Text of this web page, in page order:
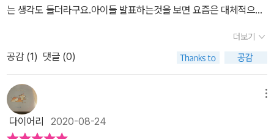
는 생각도 들더라구요.아이들 발표하는것을 보면 요즘은 대체적으로
가 있는반면쭈뼛쭈뼛 작은 목소리로 발표하는 아이들도 있습니다.우
리아이는 손은 잘들고 발표도 하긴하는데 목소리는 아직작고감정표
현을 여러사람앞에서 하는것이 아직 부끄러운듯 보입니다.이게 대체
적인 아이들의 모습이 아닐까 싶습니다. 이번에 보게된 아주 무서운
날은 발표전날 수많은 눈속에서 두려워하는 아이의 모습이 잘 표현되
어 있는것 같아요.표지에서 그림에서 책내용이 짐작이 되네요.요즘
더보기
공감 (1) 댓글 (0)
다이어리 2020-08-24